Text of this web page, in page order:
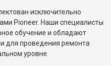
исключительно
Pioneer. Наши специалисты
обучение и обладают
для проведения ремонта
уровне.